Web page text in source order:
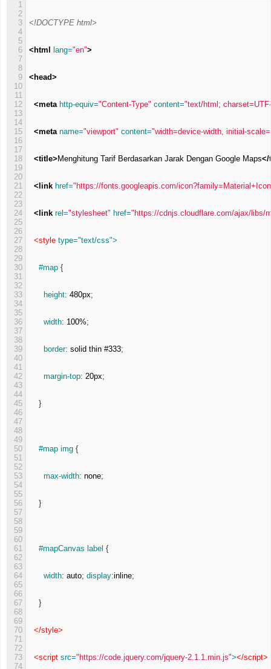
1
2
3
4
5
6
7
8
9
10
11
12
13
14
15
16
17
18
19
20
21
22
23
24
25
26
27
28
29
30
31
32
33
34
35
36
37
38
39
40
41
42
43
44
45
46
47
48
49
50
51
52
53
54
55
56
57
58
59
60
61
62
63
64
65
66
67
68
69
70
71
72
73
74
<!DOCTYPE html>
<html lang="en">
<head>
<meta http-equiv="Content-Type" content="text/html;
<meta name="viewport" content="width=device-width, initial-
<title> Menghitung Tarif Berdasarkan Jarak Dengan Google Maps</
<link href="https://fonts.googleapis.com/
<link rel ="stylesheet" href="https://cdnjs.cloudflare.com/ajax/libs/
<style type="text/css">
#map {
height: 480px;
width: 100%;
border: solid thin #333;
margin-top: 20px;
}
#map img {
max-width: none;
}
#mapCanvas label {
width: auto; display:inline;
}
</style>
<script src="https://code.jquery.com/jquery-2.1.1.min.js"></script>